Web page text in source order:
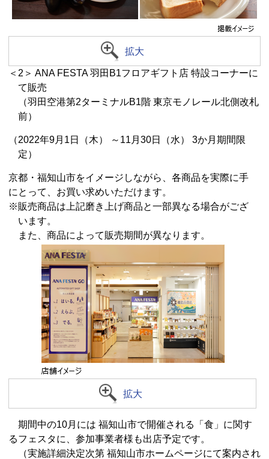
拡大
＜2＞ ANA FESTA 羽田B1フロアギフト店 特設コーナーに
て販売
（羽田空港第2ターミナルB1階 東京モノレール北側改札
前）
（2022年9月1日（木）
～11月30日（水） 3か月期間限
定）
京都・福知山市をイメージしながら、各商品を実際に手
にとって、 お買い求めいただけます。
※販売商品は上記磨き上げ商品と一部異なる場合がござ
います。
また、商品によって販売期間が異なります。
拡大
期間中の10月には 福知山市で開催される「食」に関す
るフェスタに、参加事業者様も出店予定です。
（実施詳細決定次第 福知山市ホームページにて案内され